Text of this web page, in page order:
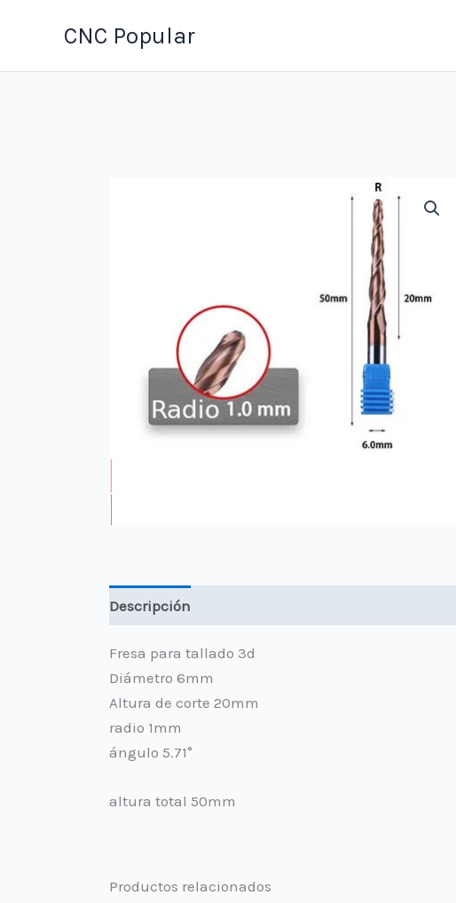
CNC Popular
Descripción
Fresa para tallado 3d
Diámetro 6mm
Altura de corte 20mm
radio 1mm
ángulo 5.71°
altura total 50mm
Productos relacionados